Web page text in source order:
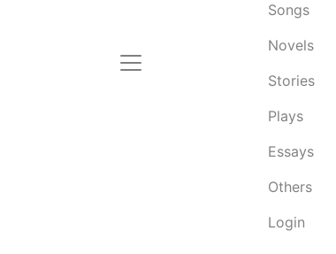
Songs
Novels
Stories
Plays
Essays
Others
Login